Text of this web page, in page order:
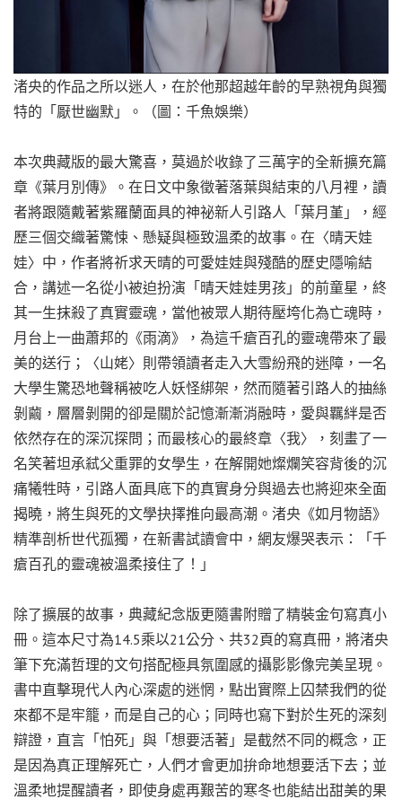
渚央的作品之所以迷人，在於他那超越年齡的早熟視角與獨
特的「厭世幽默」。（圖：千魚娛樂）
本次典藏版的最大驚喜，莫過於收錄了三萬字的全新擴充篇
章《葉月別傳》。在日文中象徵著落葉與結束的八月裡，讀
者將跟隨戴著紫羅蘭面具的神祕新人引路人「葉月堇」，經
歷三個交織著驚悚、懸疑與極致溫柔的故事。在〈晴天娃
娃〉中，作者將祈求天晴的可愛娃娃與殘酷的歷史隱喻結
合，講述一名從小被迫扮演「晴天娃娃男孩」的前童星，終
其一生抹殺了真實靈魂，當他被眾人期待壓垮化為亡魂時，
月台上一曲蕭邦的《雨滴》，為這千瘡百孔的靈魂帶來了最
美的送行；〈山姥〉則帶領讀者走入大雪紛飛的迷障，一名
大學生驚恐地聲稱被吃人妖怪綁架，然而隨著引路人的抽絲
剝繭，層層剝開的卻是關於記憶漸漸消融時，愛與羈絆是否
依然存在的深沉探問；而最核心的最終章〈我〉，刻畫了一
名笑著坦承弒父重罪的女學生，在解開她燦爛笑容背後的沉
痛犧牲時，引路人面具底下的真實身分與過去也將迎來全面
揭曉，將生與死的文學抉擇推向最高潮。渚央《如月物語》
精準剖析世代孤獨，在新書試讀會中，網友爆哭表示：「千
瘡百孔的靈魂被溫柔接住了！」
除了擴展的故事，典藏紀念版更隨書附贈了精裝金句寫真小
冊。這本尺寸為14.5乘以21公分、共32頁的寫真冊，將渚央
筆下充滿哲理的文句搭配極具氛圍感的攝影影像完美呈現。
書中直擊現代人內心深處的迷惘，點出實際上囚禁我們的從
來都不是牢籠，而是自己的心；同時也寫下對於生死的深刻
辯證，直言「怕死」與「想要活著」是截然不同的概念，正
是因為真正理解死亡，人們才會更加拚命地想要活下去；並
溫柔地提醒讀者，即使身處再艱苦的寒冬也能結出甜美的果